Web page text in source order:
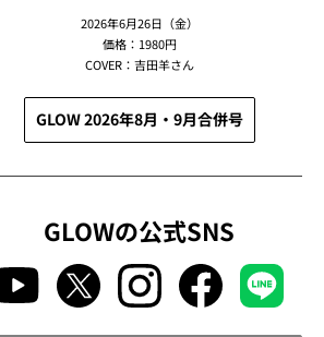
2026年6月26日（金）
価格：1980円
COVER：吉田羊さん
GLOW 2026年8月・9月合併号
GLOWの公式SNS